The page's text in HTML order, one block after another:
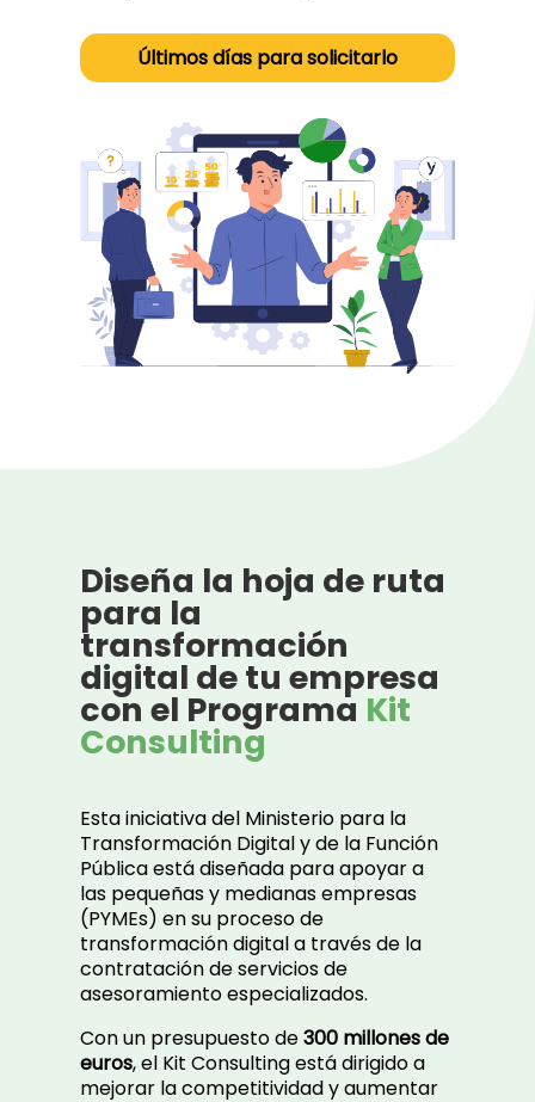
Últimos días para solicitarlo
Diseña la hoja de ruta
para la
transformación
digital de tu empresa
con el Programa Kit
Consulting
Esta iniciativa del Ministerio para la
Transformación Digital y de la Función
Pública está diseñada para apoyar a
las pequeñas y medianas empresas
(PYMEs) en su proceso de
transformación digital a través de la
contratación de servicios de
asesoramiento especializados.
Con un presupuesto de300 millones de
euros, el Kit Consulting está dirigido a
mejorar la competitividad y aumentar